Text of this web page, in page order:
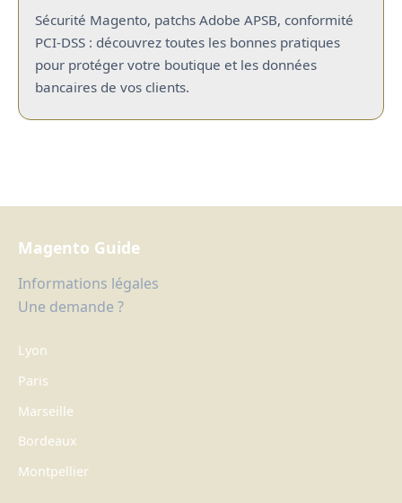
Sécurité Magento, patchs Adobe APSB, conformité
PCI-DSS : découvrez toutes les bonnes pratiques
pour protéger votre boutique et les données
bancaires de vos clients.
Magento Guide
Informations légales
Une demande ?
Lyon
Paris
Marseille
Bordeaux
Montpellier